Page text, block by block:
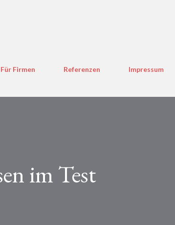
Für Firmen Referenzen Impressum
im Test